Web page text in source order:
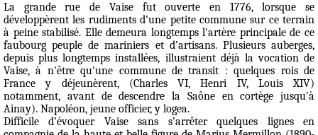
La grande rue de Vaisefut ouverte en 1776, lorsque se
développèrent les rudiments d'une petite commune sur ce terrain
à peine stabilisé. Elle demeura longtemps l'artère principale de ce
faubourg peuple de mariniers et d’artisans. Plusieurs auberges,
depuis plus longtemps installées, illustraient déjà la vocation de
Vaise, à n'être qu'une commune de transit : quelques rois de
France y déjeunèrent, (Charles VI, Henri IV, Louis XIV)
notamment, avant de descendre la Saône en cortège jusqu'à
Ainay). Napoléon, jeune officier, y logea.
Difficile d’évoquer Vaise sans s’arrêter quelques lignes en